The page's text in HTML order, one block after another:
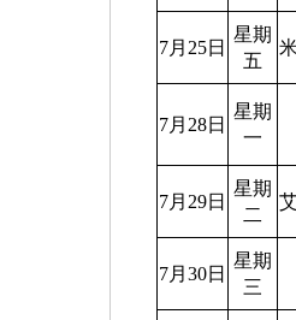
7月25日
星期
五
7月28日
星期
一
7月29日
星期
二
7月30日
星期
三